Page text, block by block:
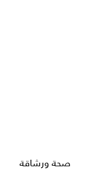
صحة ورشاقة